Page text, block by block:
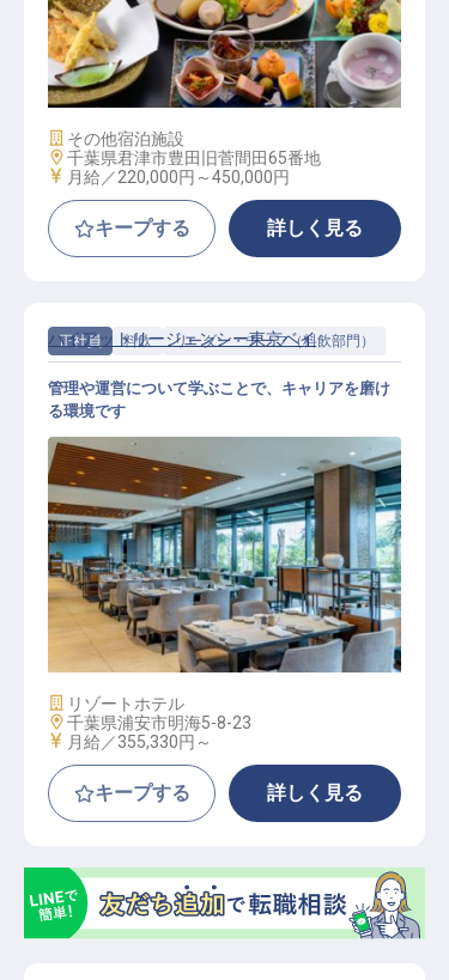
料飲スタッフ
施設業態
その他宿泊施設
勤務地
千葉県君津市豊田旧菅間田65番地
給与
月給／220,000円～450,000円
キープする 詳しく見る
正社員 料飲 リーダー・チーフ（料飲部門）
ソムリエアシスタントマネージャー
ハイアットリージェンシー東京ベイ
管理や運営について学ぶことで、キャリアを磨け
る環境です
施設業態
リゾートホテル
勤務地
千葉県浦安市明海5-8-23
給与
月給／355,330円～
キープする 詳しく見る